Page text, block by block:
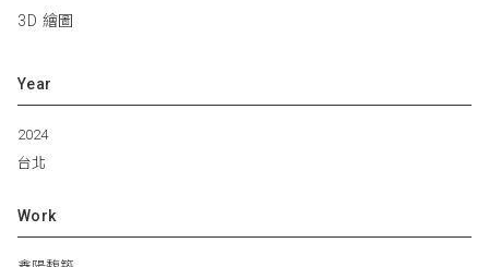
3D 繪圖
Year
2024
台北
Work